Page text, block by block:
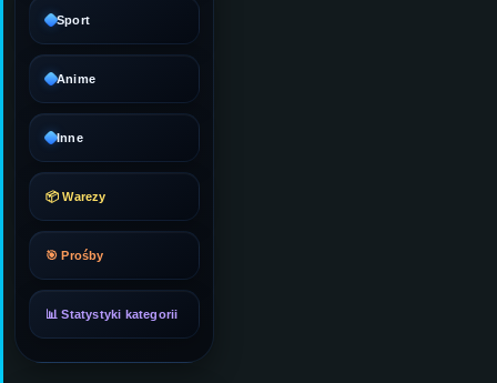
Sport
Anime
Inne
📦 Warezy
🎯 Prośby
📊 Statystyki kategorii